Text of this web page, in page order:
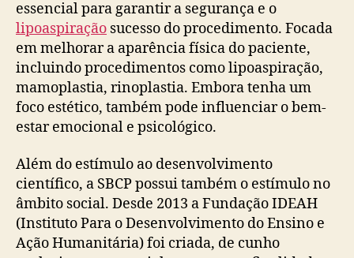
essencial para garantir a segurança e o
lipoaspiração sucesso do procedimento. Focada
em melhorar a aparência física do paciente,
incluindo procedimentos como lipoaspiração,
mamoplastia, rinoplastia. Embora tenha um
foco estético, também pode influenciar o bem-
estar emocional e psicológico.
Além do estímulo ao desenvolvimento
científico, a SBCP possui também o estímulo no
âmbito social. Desde 2013 a Fundação IDEAH
(Instituto Para o Desenvolvimento do Ensino e
Ação Humanitária) foi criada, de cunho